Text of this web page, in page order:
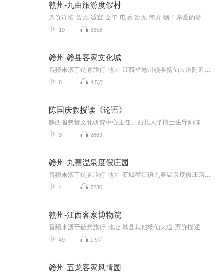
赣州-九曲旅游度假村
10 3358
赣州-赣县客家文化城
8 4.5万
陈国庆教授读《论语》
3 2869
赣州-九寨温泉度假庄园
4 7230
赣州-江西客家博物院
49 1.9万
赣州-五龙客家风情园